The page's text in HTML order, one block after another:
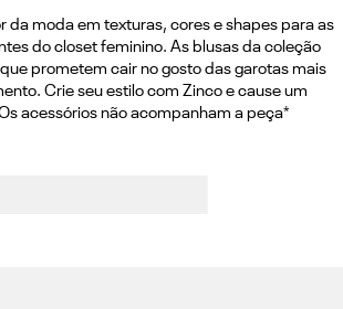
da moda em texturas, cores e shapes para as
do closet feminino. As blusas da coleção
prometem cair no gosto das garotas mais
Crie seu estilo com Zinco e cause um
acessórios não acompanham a peça*